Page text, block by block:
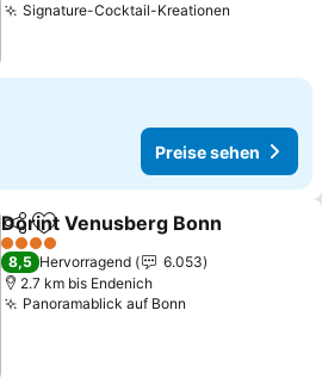
Signature-Cocktail-Kreationen
Preise sehen
TeilenZu Favoriten hinzufügen
Dorint Venusberg Bonn
4 Sterne
8,5 Hervorragend
6.053
2.7 km bis Endenich
Panoramablick auf Bonn